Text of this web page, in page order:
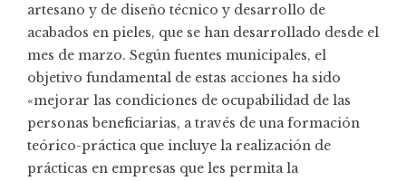
artesano y de diseño técnico y desarrollo de
acabados en pieles, que se han desarrollado desde el
mes de marzo. Según fuentes municipales, el
objetivo fundamental de estas acciones ha sido
«mejorar las condiciones de ocupabilidad de las
personas beneficiarias, a través de una formación
teórico-práctica que incluye la realización de
prácticas en empresas que les permita la